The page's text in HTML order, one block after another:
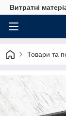
Витратні
Товари та